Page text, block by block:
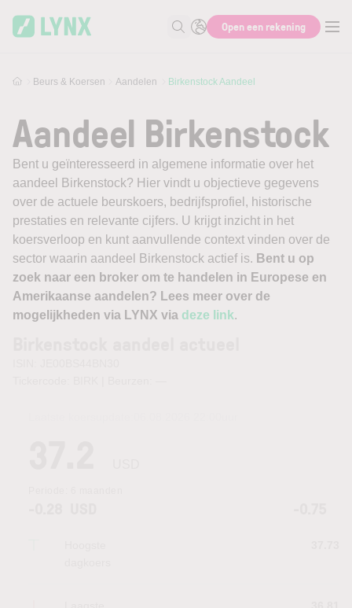
Zoek naar informatie
Open een rekening
Beurs & Koersen Aandelen Birkenstock Aandeel
Aandeel Birkenstock
Bent u geïnteresseerd in algemene informatie over het
aandeel Birkenstock? Hier vindt u objectieve gegevens
over de actuele beurskoers, bedrijfsprofiel, historische
prestaties en relevante cijfers. U krijgt inzicht in het
koersverloop en kunt aanvullende context vinden over de
sector waarin aandeel Birkenstock actief is. Bent u op
zoek naar een broker om te handelen in Europese en
Amerikaanse aandelen? Lees meer over de
mogelijkheden via LYNX via deze link.